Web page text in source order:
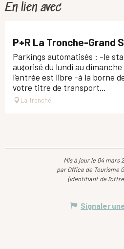
En lien avec
P+R La Tronche-Grand
Parkings automatisés : -le
autorisé du lundi au dimanche
l’entrée est libre -à la borne
votre titre de transport...
La Tronche
Mis à jour le 04 mars
par Office de Tourisme
(Identifiant de
Signaler